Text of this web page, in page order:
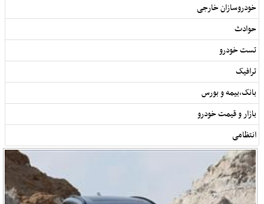
خودروسازان خارجی
حوادث
تست خودرو
ترافیک
بانک,بیمه و بورس
بازار و قیمت خودرو
انتظامی